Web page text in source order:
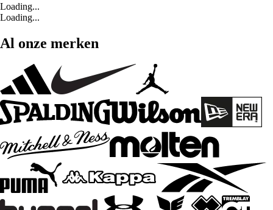
Loading...
Loading...
Al onze merken